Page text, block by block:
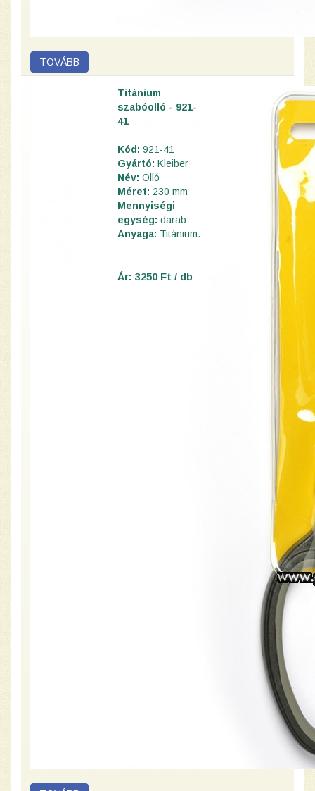
Titánium
szabóolló - 921-
41
Kód: 921-41
Gyártó: Kleiber
Név: Olló
Méret: 230 mm
Mennyiségi
egység: darab
Anyaga: Titánium.
Ár: 3250 Ft / db